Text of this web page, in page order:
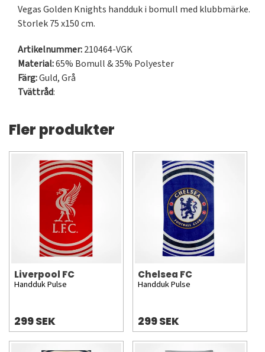
Vegas Golden Knights handduk i bomull med klubbmärke.
Storlek 75 x150 cm.
Artikelnummer:210464-VGK
Material:65% Bomull & 35% Polyester
Färg:Guld,Grå
Tvättråd:
Fler produkter
Liverpool FC
Handduk Pulse
299 SEK
Chelsea FC
Handduk Pulse
299 SEK